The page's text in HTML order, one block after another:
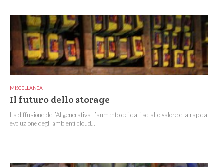
MISCELLANEA
Il futuro dello storage
La diffusione dell’AI generativa, l’aumento dei dati ad alto valore e la rapida
evoluzione degli ambienti cloud...